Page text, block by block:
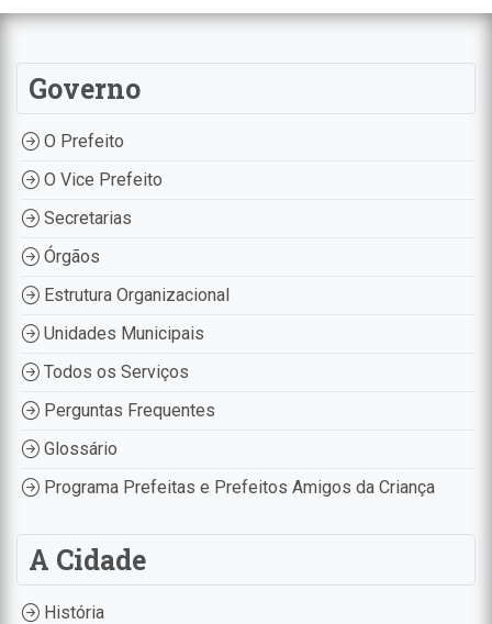
Governo
O Prefeito
O Vice Prefeito
Secretarias
Órgãos
Estrutura Organizacional
Unidades Municipais
Todos os Serviços
Perguntas Frequentes
Glossário
Programa Prefeitas e Prefeitos Amigos da Criança
A Cidade
História